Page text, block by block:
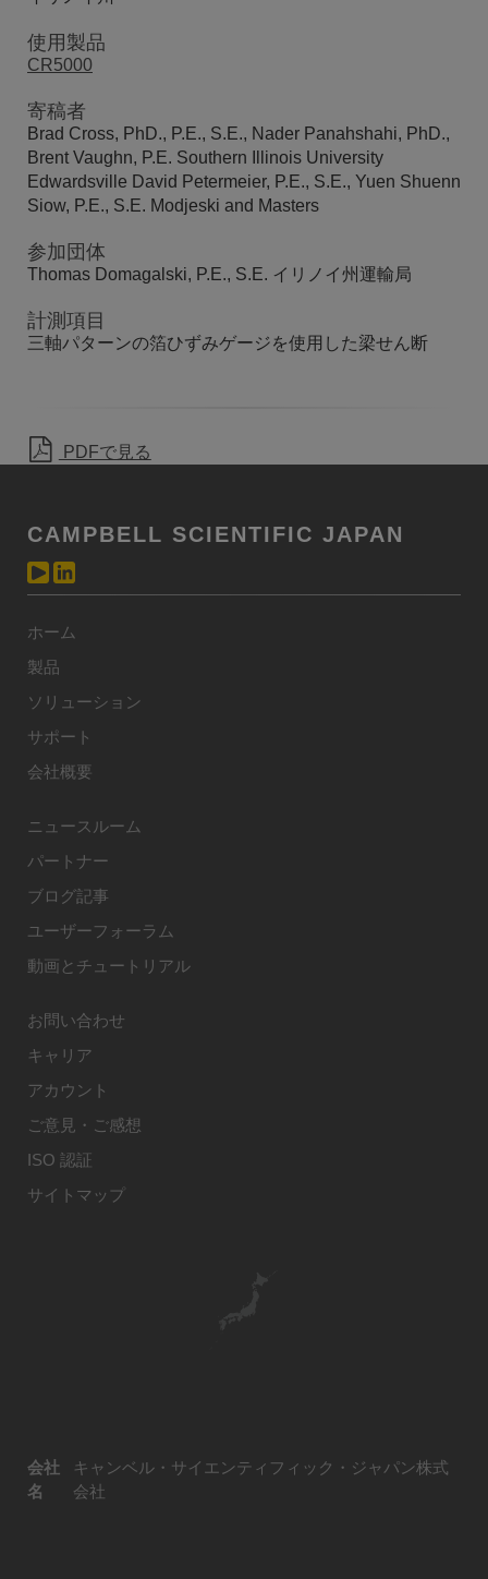
使用製品
CR5000
寄稿者
Brad Cross, PhD., P.E., S.E., Nader Panahshahi, PhD.,
Brent Vaughn, P.E. Southern Illinois University
Edwardsville David Petermeier, P.E., S.E., Yuen Shuenn
Siow, P.E., S.E. Modjeski and Masters
参加団体
Thomas Domagalski, P.E., S.E. イリノイ州運輸局
計測項目
三軸パターンの箔ひずみゲージを使用した梁せん断
PDFで見る
CAMPBELL SCIENTIFIC JAPAN
ホーム
製品
ソリューション
サポート
会社概要
ニュースルーム
パートナー
ブログ記事
ユーザーフォーラム
動画とチュートリアル
お問い合わせ
キャリア
アカウント
ご意見・ご感想
ISO 認証
サイトマップ
会社
名
キャンベル・サイエンティフィック・ジャパン株式
会社